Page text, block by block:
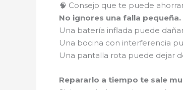
🧠 Consejo que te puede
No ignores una falla pequeña.
Una batería inflada puede
Una bocina con interferencia
Una pantalla rota puede dejar
Repararlo a tiempo te sale